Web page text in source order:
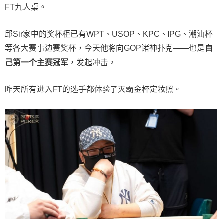
FT九人桌。
邱Sir家中的奖杯柜已有WPT、USOP、KPC、IPG、潮汕杯
等各大赛事边赛奖杯，今天他将向GOP诸神扑克——也是 自
己第一个主赛冠军 ，发起冲击。
昨天所有进入FT的选手都体验了灭霸金杯定妆照。